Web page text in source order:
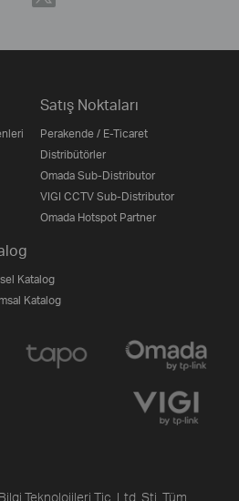
Satış Noktaları
Perakende / E-Ticaret
Distribütörler
Omada Sub-Distributor
VIGI CCTV Sub-Distributor
Omada Hotspot Partner
Katalog
Katalog
Teknolojileri Tic. Ltd. Şti. Tüm